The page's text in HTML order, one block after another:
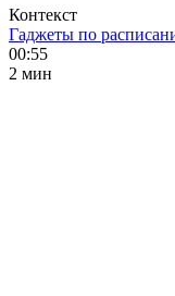
Контекст
Гаджеты по
00:55
2 мин